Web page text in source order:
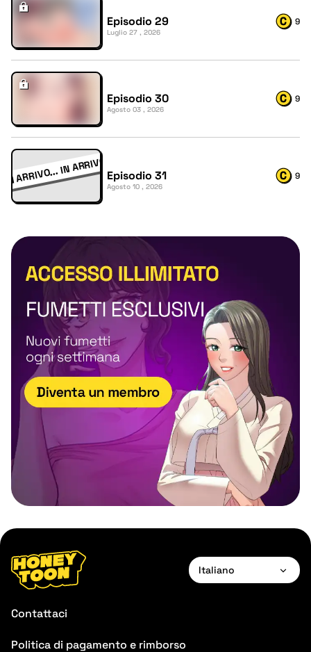
Episodio 29
Luglio 27 , 2026
9
Episodio 30
Agosto 03 , 2026
9
Episodio 31
Agosto 10 , 2026
9
Italiano
Contattaci
Politica di pagamento e rimborso